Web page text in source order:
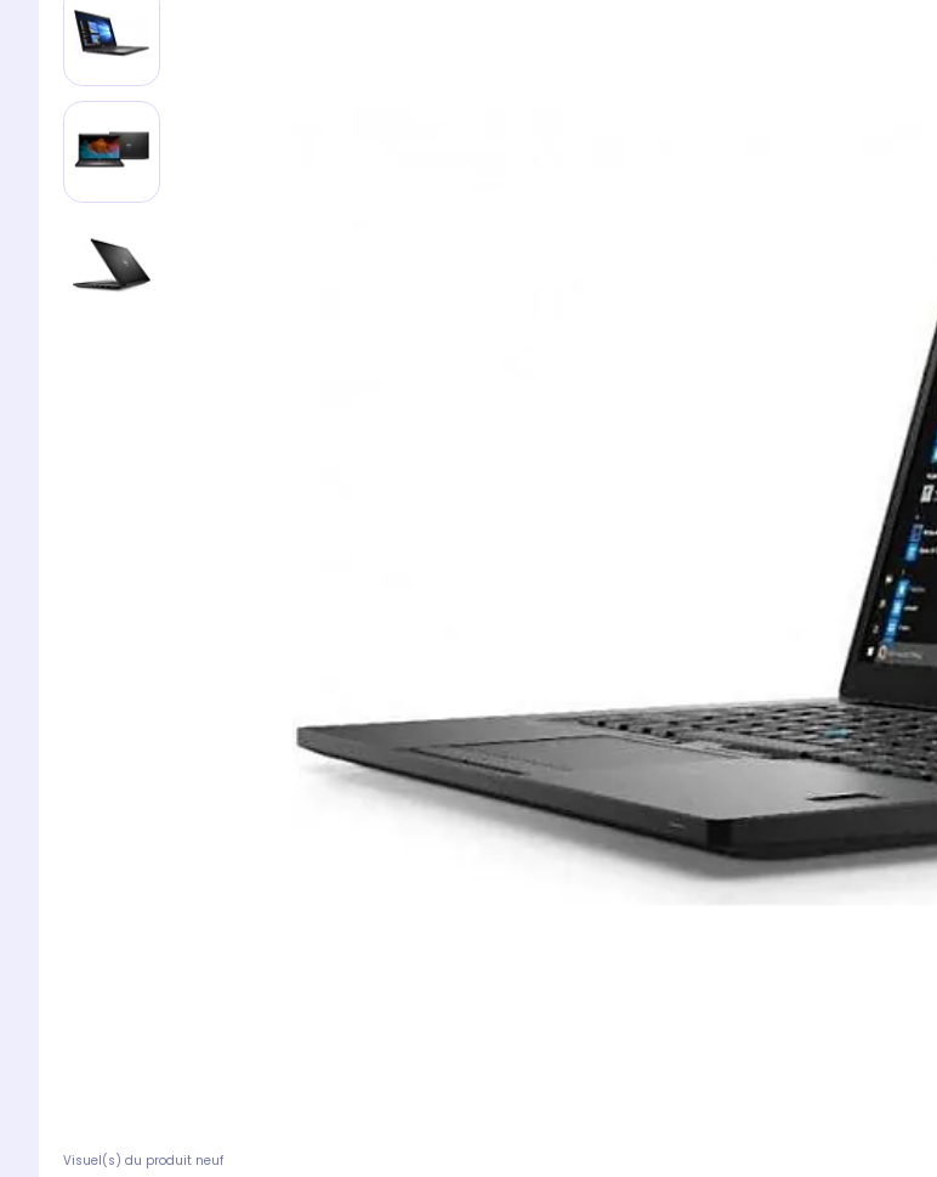
Visuel(s) du produit neuf